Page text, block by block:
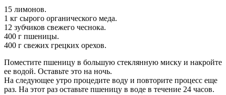
15 лимонов.
1 кг сырого органического меда.
12 зубчиков свежего чеснока.
400 г пшеницы.
400 г свежих грецких орехов.
Поместите пшеницу в большую стеклянную миску и накройте
ее водой. Оставьте это на ночь.
На следующее утро процедите воду и повторите процесс еще
раз. На этот раз оставьте пшеницу в воде в течение 24 часов.